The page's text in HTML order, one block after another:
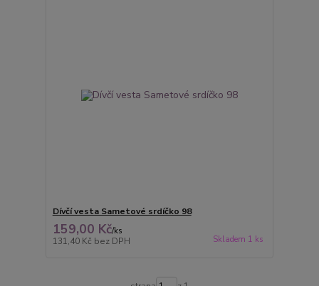
Dívčí vesta Sametové srdíčko 98
159,00 Kč/ks
131,40 Kč bez DPH Skladem 1 ks